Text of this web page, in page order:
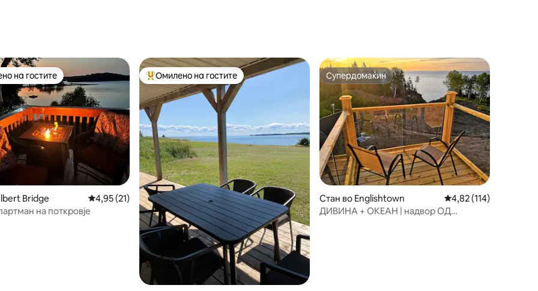
5, 125 рецензии
5, 156 рецензии
„Омилени на гостите“
на гостите
Bridge Просечна оцена: 4,95 од 5, 21 рецензии
4,95 (21)
на поткровје
Меѓу најуспешните „Омилени на гостите“
Омилено на гостите Супердомаќин
Супердомаќин
Стан во Englishtown Просечна оцена:
4,82 (114)
ДИВИНА + ОКЕАН | надвор ОД